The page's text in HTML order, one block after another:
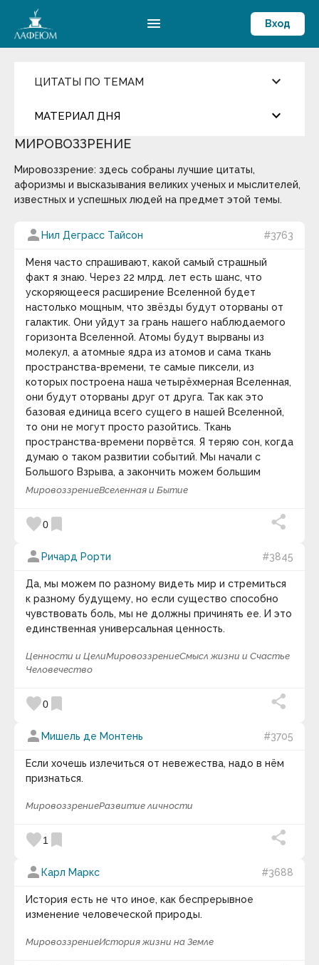
menu Вход
ЦИТАТЫ ПО ТЕМАМ keyboard_arrow_down
Достижения
Компетентность
Мировоззрение
Мораль
Окружение и Общение
Самоконтроль
Способности
Эрудиция
Общество
Оптимизм
Наставничество
Образование
Популяризация науки
Предпринимательство
Управленческие навыки
Творчество
Технология
Человечество
Наука и Философия
Вселенная и Бытие
Интеллект и Сознание
История жизни на Земле
Футурология
МИРОВОЗЗРЕНИЕ
Мировоззрение: здесь собраны лучшие цитаты,
афоризмы и высказывания великих ученых и мыслителей,
известных и успешных людей на предмет этой темы.
person Нил Деграсс Тайсон #3763
Меня часто спрашивают, какой самый страшный
факт я знаю. Через 22 млрд. лет есть шанс, что
ускоряющееся расширение Вселенной будет
настолько мощным, что звёзды будут оторваны от
галактик. Они уйдут за грань нашего наблюдаемого
горизонта Вселенной. Атомы будут вырваны из
молекул, а атомные ядра из атомов и сама ткань
пространства-времени, те самые пиксели, из
которых построена наша четырёхмерная Вселенная,
они будут оторваны друг от друга. Так как это
базовая единица всего сущего в нашей Вселенной,
то они не могут просто разойтись. Ткань
пространства-времени порвётся. Я теряю сон, когда
думаю о таком развитии событий. Мы начали с
Большого Взрыва, а закончить можем большим
разрывом.
МировоззрениеВселенная и Бытие
favorite0 bookmark
person Ричард Рорти #3845
Да, мы можем по разному видеть мир и стремиться
к разному будущему, но если существо способно
чувствовать боль, мы не должны причинять ее. И это
единственная универсальная ценность.
Ценности и ЦелиМировоззрениеСмысл жизни и Счастье
Человечество
favorite0 bookmark
person Мишель де Монтень #3705
Если хочешь излечиться от невежества, надо в нём
признаться.
МировоззрениеРазвитие личности
favorite1 bookmark
person Карл Маркс #3688
История есть не что иное, как беспрерывное
изменение человеческой природы.
МировоззрениеИстория жизни на Земле
МАТЕРИАЛ ДНЯ keyboard_arrow_down
Джаред Даймонд
У истории действительно есть общие
объяснения — занятие не только плодотворное,
но и увлекательное.
Термин дня
Нравственность— моральное качество
человека, некие правила, которыми
руководствуется человек в своём выборе.
Мораль.Нормы морали .Моральное
самосознание.Этика.Нормативная этика.
Прикладная этика. Нравы.Социальное
поведение .Социальные нормы.
Видео дня
Гипотеза квантового сознания | Мозг квантовый
компьютер.
keyboard_arrow_down
Иногда у человека наступает период Болдинской
побыть наедине с собой. Со своими мыслями. В